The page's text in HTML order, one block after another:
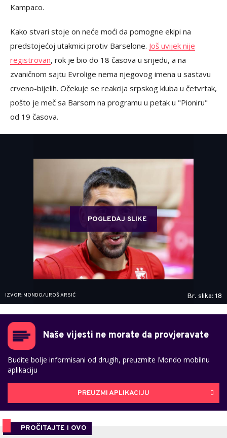
Kampaco.
Kako stvari stoje on neće moći da pomogne ekipi na
predstojećoj utakmici protiv Barselone. Još uvijek nije
registrovan, rok je bio do 18 časova u srijedu, a na
zvaničnom sajtu Evrolige nema njegovog imena u sastavu
crveno-bijelih. Očekuje se reakcija srpskog kluba u četvrtak,
pošto je meč sa Barsom na programu u petak u "Pioniru"
od 19 časova.
POGLEDAJ SLIKE
IZVOR: MONDO/UROŠ ARSIĆ Br. slika: 18
Naše vijesti ne morate da provjeravate
Budite bolje informisani od drugih, preuzmite Mondo mobilnu
aplikaciju
PREUZMI APLIKACIJU
PROČITAJTE I OVO